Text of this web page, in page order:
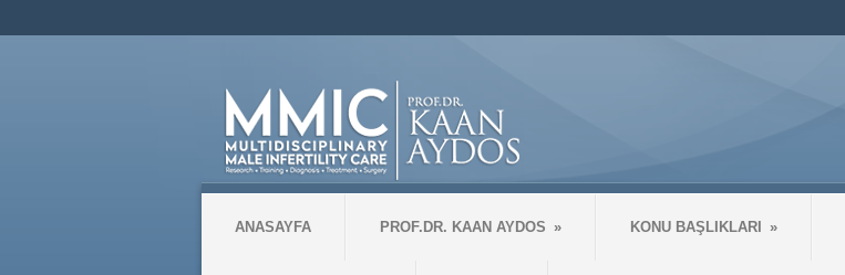
ANASAYFA PROF.DR. KAAN AYDOS » KONU BAŞLIKLARI »